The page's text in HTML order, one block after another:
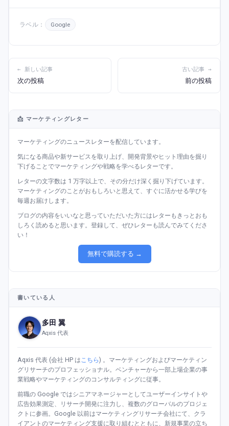
ラベル： Google
← 新しい記事
次の投稿
古い記事 →
前の投稿
📩 マーケティングレター
マーケティングのニュースレターを配信しています。
気になる商品や新サービスを取り上げ、開発背景やヒット理由を掘り
下げることでマーケティングや戦略を学べるレターです。
レターの文字数は 1 万字以上で、その分だけ深く掘り下げています。
マーケティングのことがおもしろいと思えて、すぐに活かせる学びを
毎週お届けします。
ブログの内容をいいなと思っていただいた方にはレターもきっとおも
しろく読めると思います。登録して、ぜひレターも読んでみてくださ
い！
無料で購読する →
書いている人
多田 翼
Aqxis 代表
Aqxis 代表 (会社 HP は こちら) 。マーケティングおよびマーケティン
グリサーチのプロフェッショナル。ベンチャーから一部上場企業の事
業戦略やマーケティングのコンサルティングに従事。
前職の Google ではシニアマネージャーとしてユーザーインサイトや
広告効果測定、リサーチ開発に注力し、複数のグローバルのプロジェ
クトに参画。Google 以前はマーケティングリサーチ会社にて、クラ
イアントのマーケティング支援に取り組むとともに、新規事業の立ち